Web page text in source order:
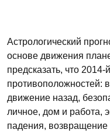
Астрологический
основе движения
предсказать, что 2014-
противоположностей:
движение назад,
личное, дом и работа,
падения,